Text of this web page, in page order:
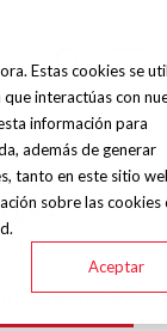
Estas cookies se
interactúas con
información para
además de generar
tanto en este sitio
sobre las cookies
Aceptar